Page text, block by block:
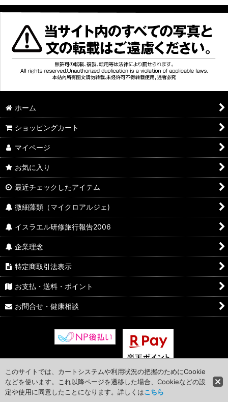
ホーム
ショッピングカート
マイページ
お気に入り
最近チェックしたアイテム
微細藻類（マイクロアルジェ)
イスラエル研修旅行報告2006
企業理念
特定商取引法表示
お支払・送料・ポイント
お問合せ・健康相談
Copyright © 2016 shonan chlostanin All Rights Reserved.
このサイトでは、カートシステムや利用状況の把握のためにCookie
などを使います。これ以降ページを遷移した場合、Cookieなどの設
定や使用に同意したことになります。詳しくはこちら